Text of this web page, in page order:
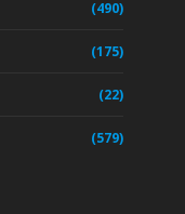
(490)
(175)
(22)
(579)